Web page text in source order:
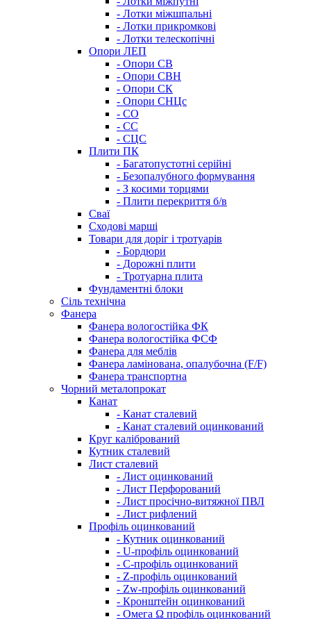
- Лотки міжшпальні
- Лотки прикромкові
- Лотки телескопічні
Опори ЛЕП
- Опори СВ
- Опори СВН
- Опори СК
- Опори СНЦс
- СО
- СС
- СЦС
Плити ПК
- Багатопустотні серійні
- Безопалубного формування
- З косими торцями
- Плити перекриття б/в
Сваї
Сходові марші
Товари для доріг і тротуарів
- Бордюри
- Дорожні плити
- Тротуарна плита
Фундаментні блоки
Сіль технічна
Фанера
Фанера вологостійка ФК
Фанера вологостійка ФСФ
Фанера для меблів
Фанера ламінована, опалубочна (F/F)
Фанера транспортна
Чорний металопрокат
Канат
- Канат сталевий
- Канат сталевий оцинкований
Круг калібрований
Кутник сталевий
Лист сталевий
- Лист оцинкований
- Лист Перфорований
- Лист просічно-витяжної ПВЛ
- Лист рифлений
Профіль оцинкований
- Кутник оцинкований
- U-профіль оцинкований
- С-профіль оцинкований
- Z-профіль оцинкований
- Zw-профіль оцинкований
- Кронштейн оцинкований
- Омега Ω профіль оцинкований